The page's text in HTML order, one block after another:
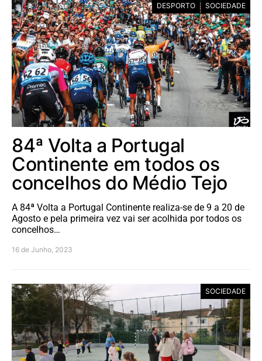
DESPORTO SOCIEDADE
84ª Volta a Portugal
Continente em todos os
concelhos do Médio Tejo
A 84ª Volta a Portugal Continente realiza-se de 9 a 20 de
Agosto e pela primeira vez vai ser acolhida por todos os
concelhos…
16 de Junho, 2023
SOCIEDADE